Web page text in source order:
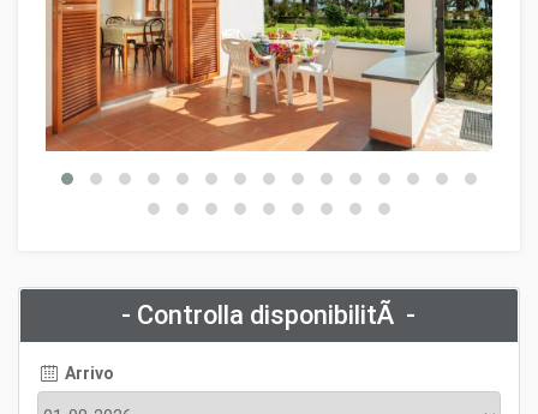
- Controlla disponibilitÃ -
Arrivo